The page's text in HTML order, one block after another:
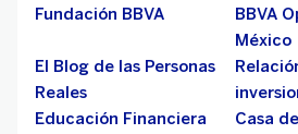
Fundación BBVA
BBVA
México
El Blog de las Personas
Reales
Educación Financiera
Casa